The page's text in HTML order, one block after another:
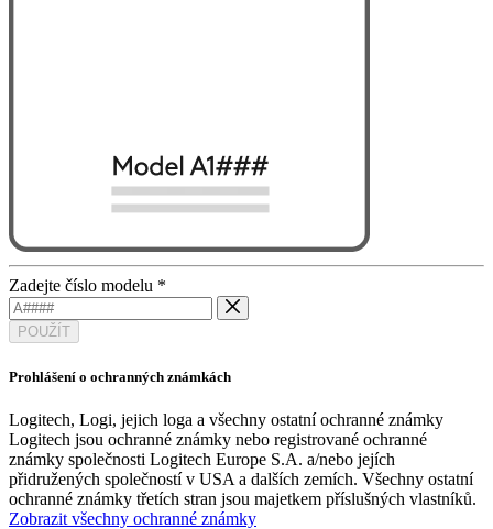
Zadejte číslo modelu *
POUŽÍT
Prohlášení o ochranných známkách
Logitech, Logi, jejich loga a všechny ostatní ochranné známky
Logitech jsou ochranné známky nebo registrované ochranné
známky společnosti Logitech Europe S.A. a/nebo jejích
přidružených společností v USA a dalších zemích. Všechny ostatní
ochranné známky třetích stran jsou majetkem příslušných vlastníků.
Zobrazit všechny ochranné známky